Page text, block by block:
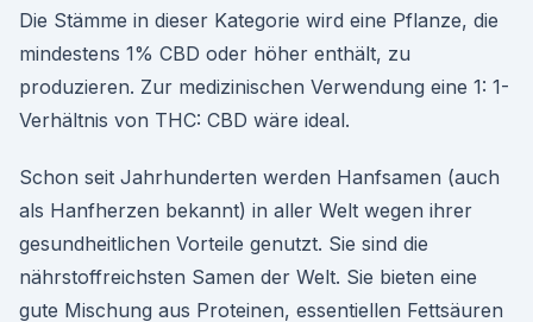
Die Stämme in dieser Kategorie wird eine Pflanze, die
mindestens 1% CBD oder höher enthält, zu
produzieren. Zur medizinischen Verwendung eine 1: 1-
Verhältnis von THC: CBD wäre ideal.
Schon seit Jahrhunderten werden Hanfsamen (auch
als Hanfherzen bekannt) in aller Welt wegen ihrer
gesundheitlichen Vorteile genutzt. Sie sind die
nährstoffreichsten Samen der Welt. Sie bieten eine
gute Mischung aus Proteinen, essentiellen Fettsäuren